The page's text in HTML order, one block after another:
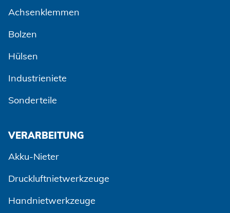
Achsenklemmen
Bolzen
Hülsen
Industrieniete
Sonderteile
VERARBEITUNG
Akku-Nieter
Druckluftnietwerkzeuge
Handnietwerkzeuge